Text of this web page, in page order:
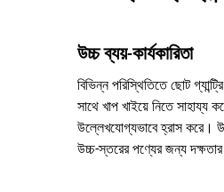
উচ্চ ব্যয়-কার্যকারিতা
বিভিন্ন পরিস্থিতিতে ছোট
সাথে খাপ খাইয়ে নিতে সাহায্য
উল্লেখযোগ্যভাবে হ্রাস করে।
উচ্চ-স্তরের পণ্যের জন্য